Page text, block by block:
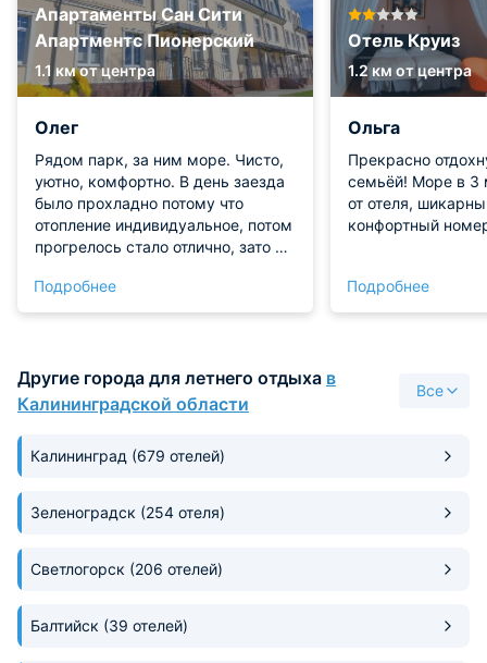
Апартаменты Сан Сити
Апартментс Пионерский
1.1 км от центра
Олег
Рядом парк, за ним море. Чисто,
уютно, комфортно. В день заезда
было прохладно потому что
отопление индивидуальное, потом
прогрелось стало отлично, зато в
нет отопления здесь тепло Мебель
новая, постель комфортная,
нормального человека. Выше
только люкс Со стороны улицы
шум от машин, со стороны двора
Подробнее
Отель Круиз
1.2 км от центра
Ольга
Прекрасно
семьёй! Море в 3 минутах ходьбы
от отеля,
конфортный
Подробнее
Другие города для летнего отдыха в
Калининградской области
Все
Калининград (679 отелей)
Зеленоградск (254 отеля)
Светлогорск (206 отелей)
Балтийск (39 отелей)